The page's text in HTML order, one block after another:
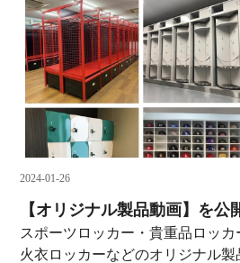
2024-01-26
【オリジナル製品動画】を公
スポーツロッカー・貴重品ロッ
火衣ロッカーなどのオリジナル